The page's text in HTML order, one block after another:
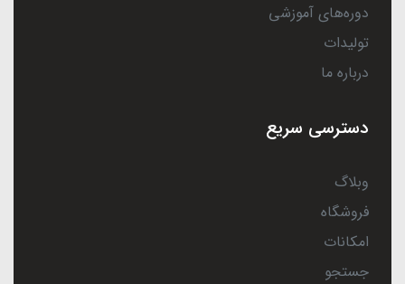
دوره‌های آموزشی
تولیدات
درباره ما
دسترسی سریع
وبلاگ
فروشگاه
امکانات
جستجو